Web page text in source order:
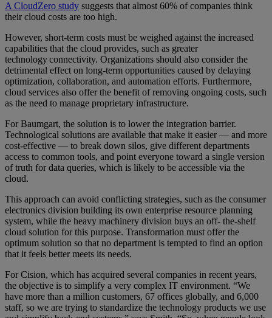
A CloudZero study suggests that almost 60% of companies think
their cloud costs are too high.
However, short-term costs must be weighed against the increased
capabilities that the cloud provides, such as greater
technology connectivity. Organizations should also consider the
detrimental effect on long-term opportunities caused by delaying
optimization, collaboration, and automation efforts. Furthermore,
cloud services also offer the benefit of removing ongoing costs, such
as the need to manage proprietary infrastructure.
For Baumgart, the solution is to lower the integration barrier.
Technological solutions are available that make it easier — and more
cost-effective — to break down silos, give different departments
access to common tools, and point everyone toward a single version
of truth for data queries, which is likely to be accessible via the
cloud.
This approach can avoid conflicting strategies, such as the consumer
electronics division building its own enterprise resource planning
system, while the heavy machinery division buys an off- the-shelf
cloud solution for this purpose. Transformation must offer the
optimum solution so that no department is tempted to find an option
that it feels better meets its needs.
For Cision, which has acquired several companies in recent years,
the objective is to simplify a very complex IT environment. “We
have more than a million customers, 67 offices globally, and 6,000
staff, so we are trying to standardize the technology products we use